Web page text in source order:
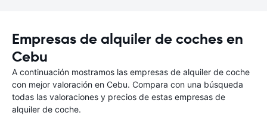
Empresas de alquiler de coches en
Cebu
A continuación mostramos las empresas de alquiler de coche
con mejor valoración en Cebu. Compara con una búsqueda
todas las valoraciones y precios de estas empresas de
alquiler de coche.